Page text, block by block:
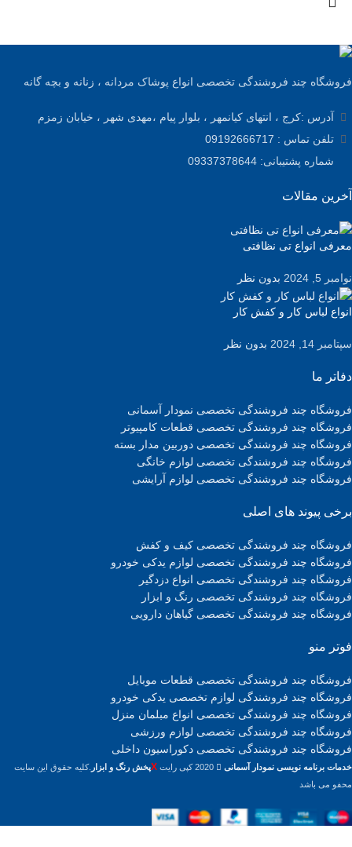
فروشگاه چند فروشندگی تخصصی انواع پوشاک مردانه ، زنانه و بچه گانه
آدرس :کرج ، انتهای کیانمهر ، بلوار پیام ،مهدی شهر ، خیابان زمزم
تلفن تماس : 09192666717
شماره پشتیبانی: 09337378644
آخرین مقالات
معرفی انواع تی نظافتی
نوامبر 5, 2024 بدون نظر
انواع لباس کار و کفش کار
سپتامبر 14, 2024 بدون نظر
دفاتر ما
فروشگاه چند فروشندگی تخصصی نمودار آسمانی
فروشگاه چند فروشندگی تخصصی قطعات کامپیوتر
فروشگاه چند فروشندگی تخصصی دوربین مدار بسته
فروشگاه چند فروشندگی تخصصی لوازم خانگی
فروشگاه چند فروشندگی تخصصی لوازم آرایشی
برخی پیوند های اصلی
فروشگاه چند فروشندگی تخصصی کیف و کفش
فروشگاه چند فروشندگی تخصصی لوازم یدکی خودرو
فروشگاه چند فروشندگی تخصصی انواع دزدگیر
فروشگاه چند فروشندگی تخصصی رنگ و ابزار
فروشگاه چند فروشندگی تخصصی گیاهان دارویی
فوتر منو
فروشگاه چند فروشندگی تخصصی قطعات موبایل
فروشگاه چند فروشندگی لوازم تخصصی یدکی خودرو
فروشگاه چند فروشندگی تخصصی انواع مبلمان منزل
فروشگاه چند فروشندگی تخصصی لوازم ورزشی
فروشگاه چند فروشندگی تخصصی دکوراسیون داخلی
خدمات برنامه نویسی نمودار آسمانی Xپخش رنگ و ابزار .کلیه حقوق این سایت
محفو می باشد